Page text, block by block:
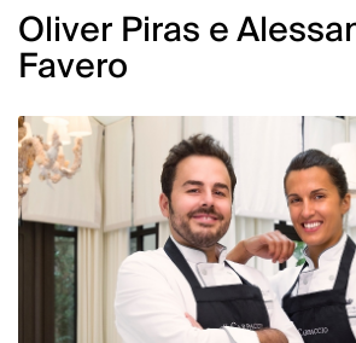
Oliver Piras e
Favero